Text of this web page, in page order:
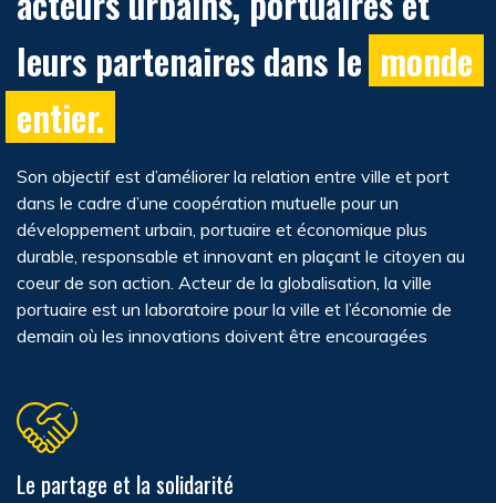
leurs partenaires dans le monde
entier.
Son objectif est d’améliorer la relation entre ville et port
dans le cadre d’une coopération mutuelle pour un
développement urbain, portuaire et économique plus
durable, responsable et innovant en plaçant le citoyen au
coeur de son action. Acteur de la globalisation, la ville
portuaire est un laboratoire pour la ville et l’économie de
demain où les innovations doivent être encouragées
Le partage et la solidarité